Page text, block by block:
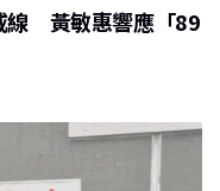
線 黃敏惠響應「89